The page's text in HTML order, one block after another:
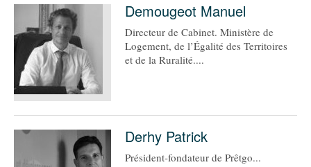
Demougeot Manuel
Directeur de Cabinet. Ministère de
Logement, de l’Égalité des Territoires
et de la Ruralité....
Derhy Patrick
Président-fondateur de Prêtgo...